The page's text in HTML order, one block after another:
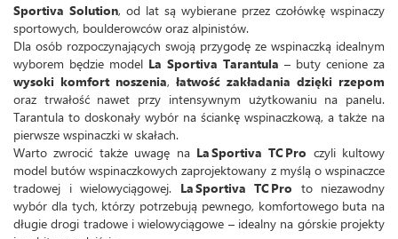
Sportiva Solution, od lat są wybierane przez czołówkę wspinaczy
sportowych, boulderowców oraz alpinistów.
Dla osób rozpoczynających swoją przygodę ze wspinaczką idealnym
wyborem będzie model La Sportiva Tarantula – buty cenione za
wysoki komfort noszenia, łatwość zakładania dzięki rzepom
oraz trwałość nawet przy intensywnym użytkowaniu na panelu.
Tarantula to doskonały wybór na ściankę wspinaczkową, a także na
pierwsze wspinaczki w skałach.
Warto zwrocić także uwagę na La Sportiva TC Pro czyli kultowy
model butów wspinaczkowych zaprojektowany z myślą o wspinaczce
tradowej i wielowyciągowej. La Sportiva TC Pro to niezawodny
wybór dla tych, którzy potrzebują pewnego, komfortowego buta na
długie drogi tradowe i wielowyciągowe – idealny na górskie projekty